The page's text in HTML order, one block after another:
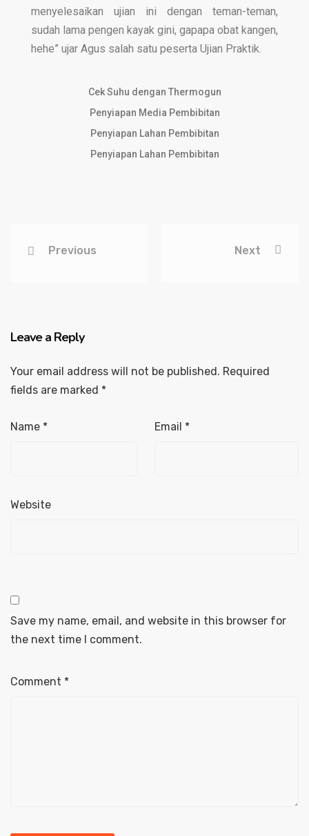
menyelesaikan ujian ini dengan teman-teman,
sudah lama pengen kayak gini, gapapa obat kangen,
hehe” ujar Agus salah satu peserta Ujian Praktik.
Cek Suhu dengan Thermogun
Penyiapan Media Pembibitan
Penyiapan Lahan Pembibitan
Penyiapan Lahan Pembibitan
Previous Next
Leave a Reply
Your email address will not be published. Required
fields are marked *
Name * Email *
Website
Save my name, email, and website in this browser for
the next time I comment.
Comment *